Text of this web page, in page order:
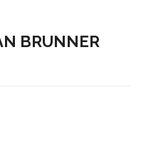
BRUNNER